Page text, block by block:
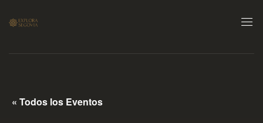
« Todos los Eventos